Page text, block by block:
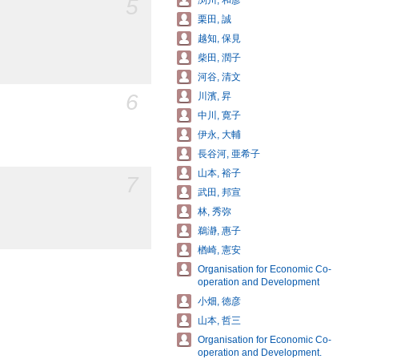
6
栗田, 誠
越知, 保見
柴田, 潤子
河谷, 清文
川濱, 昇
中川, 寛子
伊永, 大輔
長谷河, 亜希子
山本, 裕子
武田, 邦宣
林, 秀弥
鵜瀞, 惠子
楢崎, 憲安
Organisation for Economic Co-
operation and Development
小畑, 徳彦
山本, 哲三
Organisation for Economic Co-
operation and Development.